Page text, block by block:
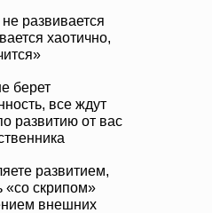
развитием,
«со скрипом»
внешних
берет
все ждут
развитию от вас
не развивается
хаотично,